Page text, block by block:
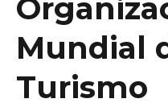
Mundial
Turismo